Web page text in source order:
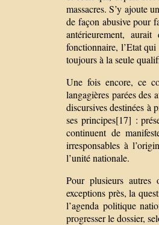
massacres. S’y ajoute
de façon abusive pour
antérieurement,
fonctionnaire, l’Etat
toujours à la seule
Une fois encore, ce
langagières parées
discursives destinées à
ses principes[17] :
continuent de
irresponsables à
l’unité nationale.
Pour plusieurs autres
exceptions près, la
l’agenda politique
progresser le dossier,